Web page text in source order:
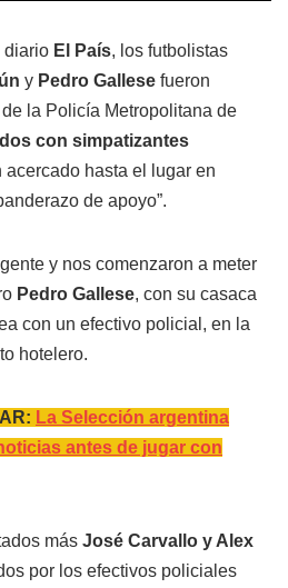
diario El País, los futbolistas
y Pedro Gallese fueron
la Policía Metropolitana de
con simpatizantes
acercado hasta el lugar en
de apoyo”.
y nos comenzaron a meter
Pedro Gallese, con su casaca
con un efectivo policial, en la
hotelero.
La Selección argentina
antes de jugar con
más José Carvallo y Alex
por los efectivos policiales